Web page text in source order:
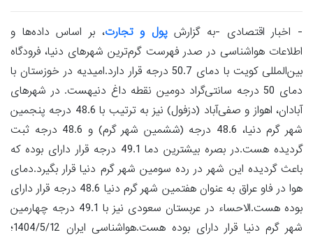
- اخبار اقتصادی -به گزارشپول و تجارت، بر اساس داده‌ها و
اطلاعات هواشناسی در صدر فهرست گرم‌ترین شهرهای دنیا، فرودگاه
بین‌المللی کویت با دمای 50.7 درجه قرار دارد.امیدیه در خوزستان با
دمای 50 درجه سانتی‌گراد دومین نقطه داغ دنیهست. در شهرهای
آبادان، اهواز و صفی‌آباد (دزفول) نیز به ترتیب با 48.6 درجه پنجمین
شهر گرم دنیا، 48.6 درجه (ششمین شهر گرم) و 48.6 درجه ثبت
گردیده هست.در بصره بیشترین دما 49.1 درجه قرار دارای بوده که
باعث گردیده این شهر در رده سومین شهر گرم دنیا قرار بگیرد.دمای
هوا در فاو عراق به عنوان هفتمین شهر گرم دنیا 48.6 درجه قرار دارای
بوده هست.الاحساء در عربستان سعودی نیز با 49.1 درجه چهارمین
شهر گرم دنیا قرار دارای بوده هست.هواشناسی ایران 1404/5/12؛